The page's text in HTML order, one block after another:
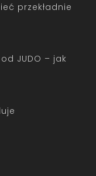
przekładnie
JUDO – jak